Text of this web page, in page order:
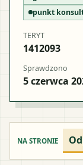
punkt
TERYT
1412093
Sprawdzono
5 czerwca
NA STRONIE